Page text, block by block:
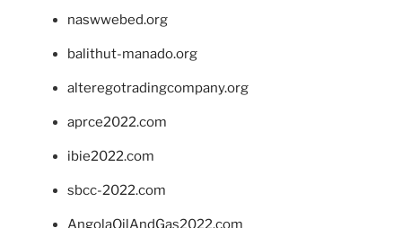
naswwebed.org
balithut-manado.org
alteregotradingcompany.org
aprce2022.com
ibie2022.com
sbcc-2022.com
AngolaOilAndGas2022.com